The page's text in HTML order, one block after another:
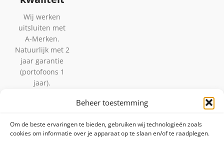
Beheer toestemming
Om de beste ervaringen te bieden, gebruiken wij technologieën zoals
cookies om informatie over je apparaat op te slaan en/of te raadplegen.
Wij werken
uitsluiten met
A-Merken.
Natuurlijk met 2
jaar garantie
(portofoons 1
jaar).
Beste
service